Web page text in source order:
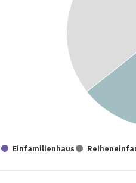
Einfamilienhaus